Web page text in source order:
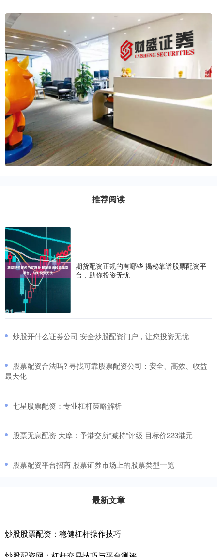
推荐阅读
期货配资正规的有哪些 揭秘靠谱股票配资平
台，助你投资无忧
​炒股开什么证券公司 安全炒股配资门户，让您投资无忧
​股票配资合法吗? 寻找可靠股票配资公司：安全、高效、收益
最大化
​七星股票配资：专业杠杆策略解析
​股票无息配资 大摩：予港交所“减持”评级 目标价223港元
​股票配资平台招商 股票证券市场上的股票类型一览
最新文章
炒股股票配资：稳健杠杆操作技巧